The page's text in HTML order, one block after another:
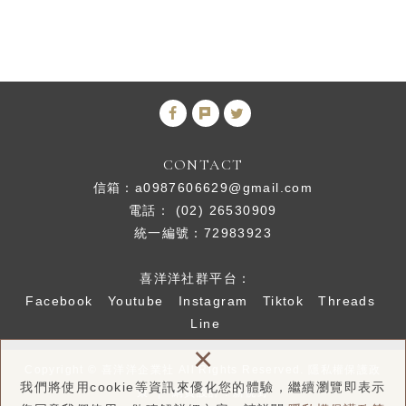
我們將使用cookie等資訊來優化您的體驗，繼續瀏覽即表示
×
CONTACT
信箱： a0987606629@gmail.com
電話： (02) 26530909
統一編號：72983923
喜洋洋社群平台：
Facebook
Youtube Instagram Tiktok
Threads
Line
Copyright © 喜洋洋企業社 All Rights Reserved.
策
網頁設計 : 新視野